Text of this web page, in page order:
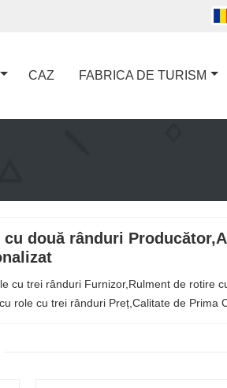
CAZ FABRICA DE TURISM
două rânduri
cu trei rânduri Furnizor,Rulment de rotire
role cu trei rânduri Preț,Calitate de Prima